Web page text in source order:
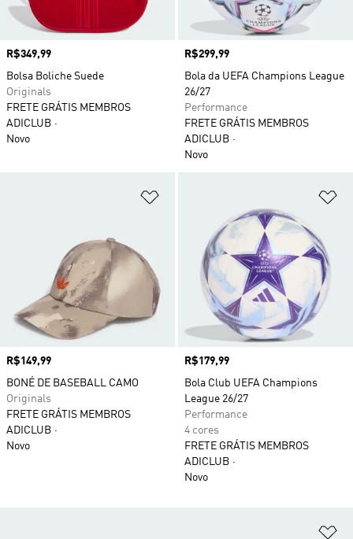
Preço
R$349,99
Bolsa Boliche Suede
Originals
FRETE GRÁTIS MEMBROS
ADICLUB
Novo
Preço
R$299,99
Bola da UEFA Champions League
26/27
Performance
FRETE GRÁTIS MEMBROS
ADICLUB
Novo
Preço
R$149,99
BONÉ DE BASEBALL CAMO
Originals
FRETE GRÁTIS MEMBROS
ADICLUB
Novo
Preço
R$179,99
Bola Club UEFA Champions
League 26/27
Performance
4 cores
FRETE GRÁTIS MEMBROS
ADICLUB
Novo